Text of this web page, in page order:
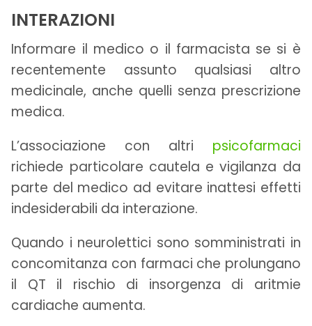
INTERAZIONI
Informare il medico o il farmacista se si è
recentemente assunto qualsiasi altro
medicinale, anche quelli senza prescrizione
medica.
L’associazione con altri psicofarmaci
richiede particolare cautela e vigilanza da
parte del medico ad evitare inattesi effetti
indesiderabili da interazione.
Quando i neurolettici sono somministrati in
concomitanza con farmaci che prolungano
il QT il rischio di insorgenza di aritmie
cardiache aumenta.